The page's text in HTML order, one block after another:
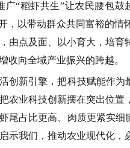
广“稻虾共生”让农民腰包鼓
，以带动群众共同富裕的
由点及面、以小育大，培
收向全域产业振兴的跨越。
创新引擎，把科技赋能作为
农业科技创新摆在突出位
尾占比更高、肉质更紧实细
示我们，推动农业现代化